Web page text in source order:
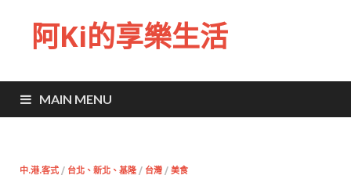
阿Ki的享樂生活
MAIN MENU
中.港.客式 / 台北、新北、基隆 / 台灣 / 美食